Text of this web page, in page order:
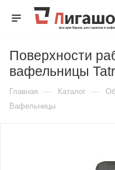
Поверхности
вафельницы
Главная — Каталог —
Вафельницы